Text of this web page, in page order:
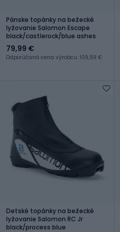
Pánske topánky na bežecké
lyžovanie Salomon Escape
black/castlerock/blue ashes
79,99 €
Odporúčaná cena výrobcu: 109,99 €
Detské topánky na bežecké
lyžovanie Salomon RC Jr
black/process blue